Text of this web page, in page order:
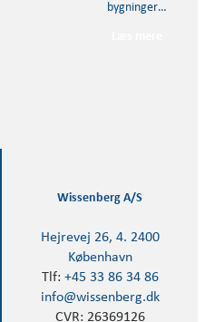
bygninger…
Wissenberg A/S
Hejrevej 26, 4. 2400
København
Tlf: +45 33 86 34 86
info@wissenberg.dk
CVR: 26369126